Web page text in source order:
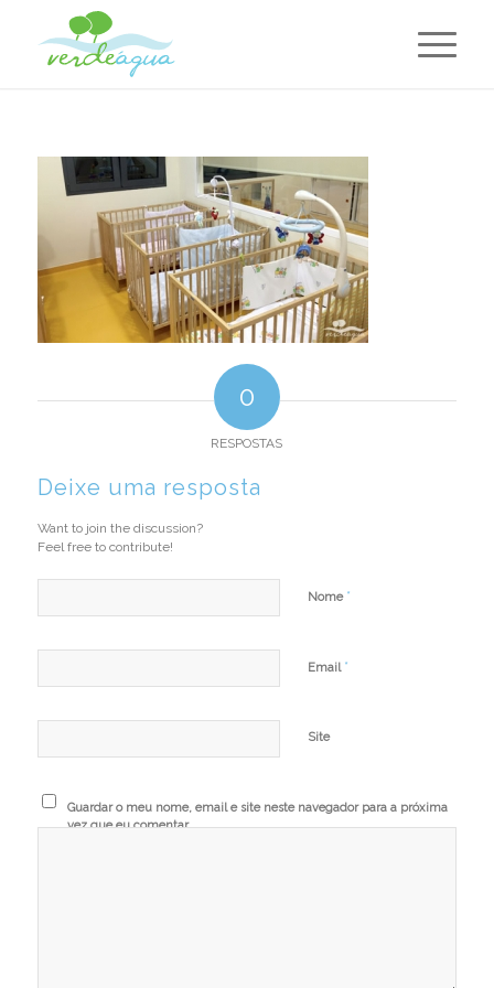
0
RESPOSTAS
Deixe uma resposta
Want to join the discussion?
Feel free to contribute!
Nome *
Email *
Site
Guardar o meu nome, email e site neste navegador para a próxima
vez que eu comentar.